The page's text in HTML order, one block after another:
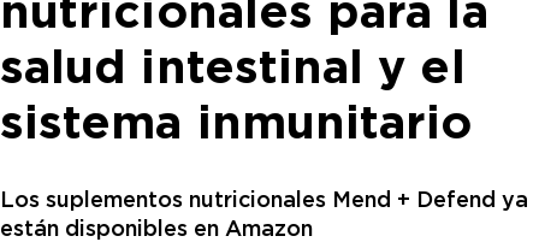
salud intestinal y el
sistema inmunitario
Los suplementos nutricionales Mend + Defend ya
están disponibles en Amazon